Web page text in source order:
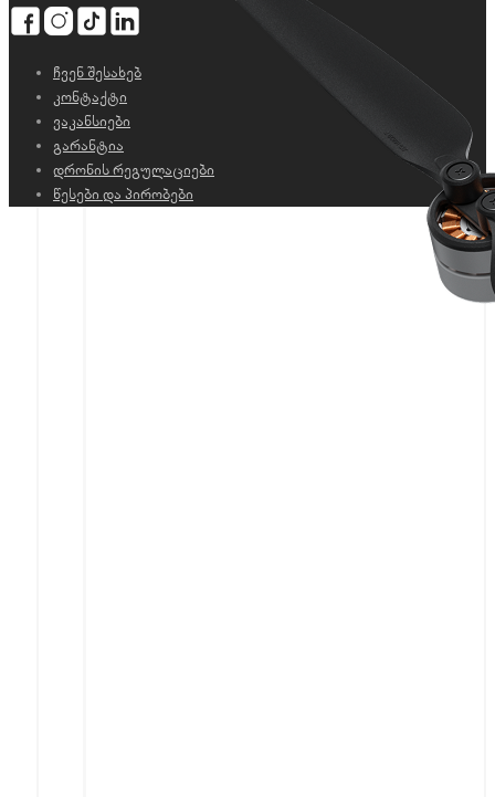
ჩვენ შესახებ
კონტაქტი
ვაკანსიები
გარანტია
დრონის რეგულაციები
წესები და პირობები